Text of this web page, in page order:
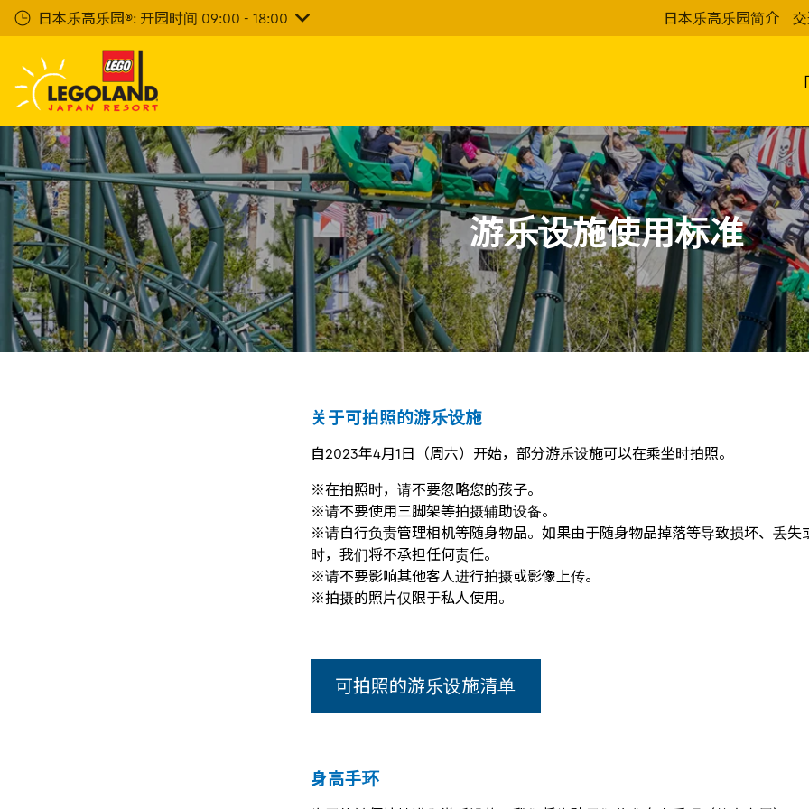
一
容
日本乐高乐园®: 开园时间 09:00 - 18:00 日本乐高乐园简介
游乐设施使用标准
关于可拍照的游乐设施
自2023年4月1日（周六）开始，部分游乐设施可以在乘坐时拍照。
※在拍照时，请不要忽略您的孩子。
※请不要使用三脚架等拍摄辅助设备。
※请自行负责管理相机等随身物品。如果由于随身物品掉落等导致损坏、丢失
时，我们将不承担任何责任。
※请不要影响其他客人进行拍摄或影像上传。
※拍摄的照片仅限于私人使用。
可拍照的游乐设施清单
身高手环